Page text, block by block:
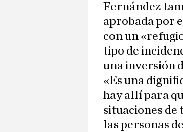
Fernández
aprobada por
con un
tipo de
una inversión
«Es una
hay allí para
situaciones de
las personas